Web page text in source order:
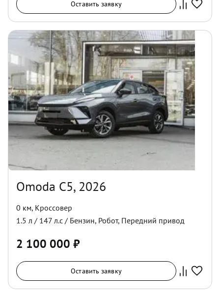
Оставить заявку
Omoda C5, 2026
0 км, Кроссовер
1.5 л / 147 л.с / Бензин, Робот, Передний привод
2 100 000 ₽
Оставить заявку